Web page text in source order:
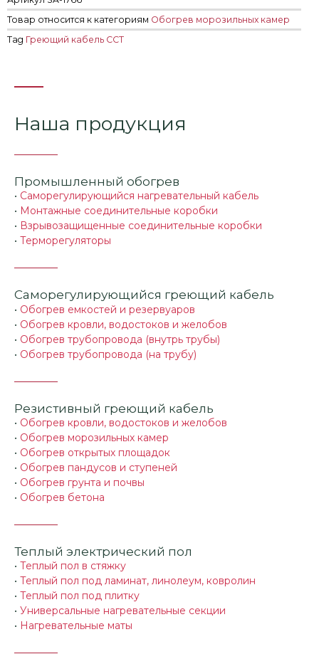
Товар относится к категориям Обогрев морозильных камер
Tag Греющий кабель ССТ
Наша продукция
Промышленный обогрев
• Саморегулирующийся нагревательный кабель
• Монтажные соединительные коробки
• Взрывозащищенные соединительные коробки
• Терморегуляторы
Саморегулирующийся греющий кабель
• Обогрев емкостей и резервуаров
• Обогрев кровли, водостоков и желобов
• Обогрев трубопровода (внутрь трубы)
• Обогрев трубопровода (на трубу)
Резистивный греющий кабель
• Обогрев кровли, водостоков и желобов
• Обогрев морозильных камер
• Обогрев открытых площадок
• Обогрев пандусов и ступеней
• Обогрев грунта и почвы
• Обогрев бетона
Теплый электрический пол
• Теплый пол в стяжку
• Теплый пол под ламинат, линолеум, ковролин
• Теплый пол под плитку
• Универсальные нагревательные секции
• Нагревательные маты